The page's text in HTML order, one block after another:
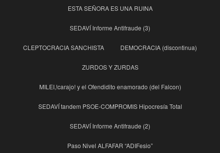
ESTA SEÑORA ES UNA RUINA
SEDAVÍ Informe Antifraude (3)
CLEPTOCRACIA SANCHISTA DEMOCRACIA (discontinua)
ZURDOS Y ZURDAS
MILEI,!carajo! y el Ofendidito enamorado (del Falcon)
SEDAVÍ tandem PSOE-COMPROMIS Hipocresía Total
SEDAVÍ Informe Antifraude (2)
Paso Nivel ALFAFAR “ADIFesio”